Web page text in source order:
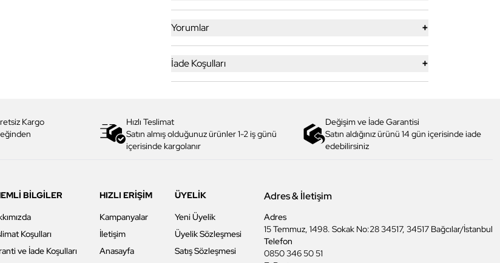
Yorumlar +
İade Koşulları +
Kargo
Hızlı Teslimat
Satın almış olduğunuz ürünler 1-2 iş günü
içerisinde kargolanır
Değişim ve İade Garantisi
Satın aldığınız ürünü 14 gün içerisinde iade
edebilirsiniz
BİLGİLER
Koşulları
ve İade Koşulları
HIZLI ERİŞİM
Kampanyalar
İletişim
Anasayfa
ÜYELİK
Yeni Üyelik
Üyelik Sözleşmesi
Satış Sözleşmesi
Adres & İletişim
Adres
15 Temmuz, 1498. Sokak No:28 34517, 34517 Bağcılar/İstanbul
Telefon
0850 346 50 51